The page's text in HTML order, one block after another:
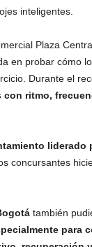
inteligentes.
Plaza
en probar cómo
Durante el
ritmo,
liderado
concursantes
también
para